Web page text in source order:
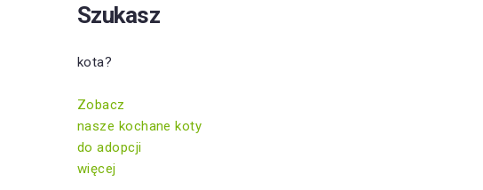
Szukasz
kota?
Zobacz
nasze kochane koty
do adopcji
więcej